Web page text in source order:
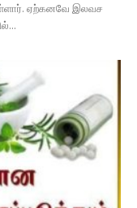
ஏற்கனவே இலவச